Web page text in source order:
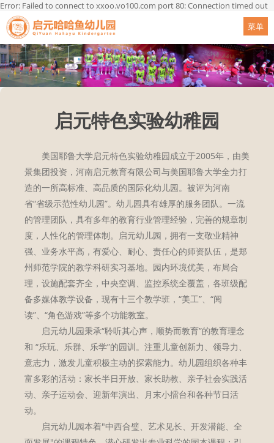
Error: Failed to connect to xxoo.vo100.com port 80: Connection timed out
菜单
启元特色实验幼稚园
美国耶鲁大学启元特色实验幼稚园成立于2005年，由美
景集团投资，河南启元教育有限公司与美国耶鲁大学全力打
造的一所高标准、高品质的国际化幼儿园。被评为河南
省“省级示范性幼儿园”。幼儿园具有雄厚的服务团队。一流
的管理团队，具有多年的教育行业管理经验，完善的规章制
度，人性化的管理体制。启元幼儿园，拥有一支敬业精神
强、业务水平高，有爱心、耐心、责任心的师资队伍，是郑
州师范学院的教学科研实习基地。园内环境优美，布局合
理，设施配套齐全，中央空调、监控系统全覆盖，各班级配
备多媒体教学设备，现有十三个教学班，“美工”、“阅
读”、“角色游戏”等多个功能教室。
启元幼儿园秉承“聆听其心声，顺势而教育”的教育理念
和 “乐玩、乐群、乐学”的园训。注重儿童创新力、领导力、
意志力，激发儿童积极主动的探索能力。幼儿园组织各种丰
富多彩的活动：家长半日开放、家长助教、亲子社会实践活
动、亲子运动会、迎新年演出、月末小擂台和各种节日活
动。
启元幼儿园本着"中西合璧、艺术见长、开发潜能、全